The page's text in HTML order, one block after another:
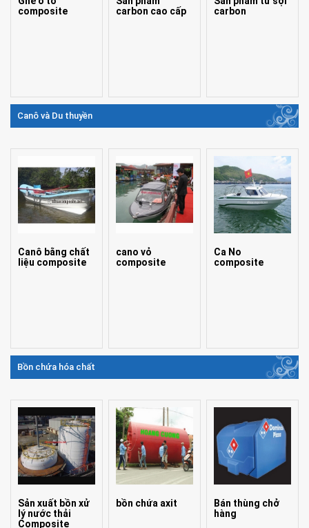
composite
carbon cao cấp
carbon
Canô và Du thuyền
Canô bằng chất
liệu composite
cano vỏ
composite
Ca No
composite
Bồn chứa hóa chất
Sản xuất bồn xử
lý nước thải
Composite
bồn chứa axit
Bán thùng chở
hàng